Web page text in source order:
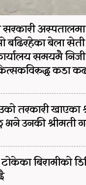
सरकारी
बढिरहेका बेला सेती
समयमै
कडा
तरकारी खाएका
उनकी श्रीमती
बिरामीको